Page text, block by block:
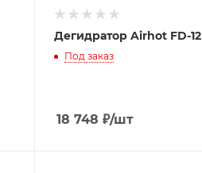
Дегидратор Airhot FD-12
Под заказ
18 748 ₽/шт